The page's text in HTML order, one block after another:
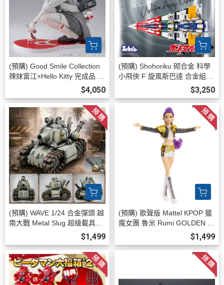
(預購) Good Smile Collection
辣妹富江×Hello Kitty 完成品 20
$4,050
(預購) Shohoriku 砌合金 科學
小飛俠 F 旋風斯巴達 合金組裝
模型 附有合金/磁石零件 20260
$3,250
(預購) WAVE 1/24 合金彈頭 越
南大戰 Metal Slug 超級載具00
1型 SV-001/I 組裝模型 202608
$1,499
(預購) 歌聲版 Mattel KPOP 獵
魔女團 魯米 Rumi GOLDEN 打
歌服 無武器 可動完成品 20260
$1,499